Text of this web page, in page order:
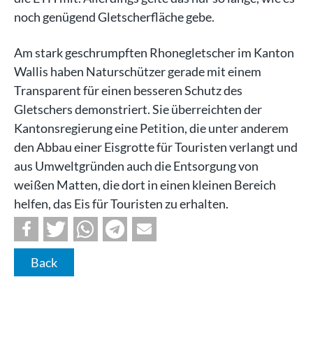
noch genügend Gletscherfläche gebe.
Am stark geschrumpften Rhonegletscher im Kanton
Wallis haben Naturschützer gerade mit einem
Transparent für einen besseren Schutz des
Gletschers demonstriert. Sie überreichten der
Kantonsregierung eine Petition, die unter anderem
den Abbau einer Eisgrotte für Touristen verlangt und
aus Umweltgründen auch die Entsorgung von
weißen Matten, die dort in einen kleinen Bereich
helfen, das Eis für Touristen zu erhalten.
Back